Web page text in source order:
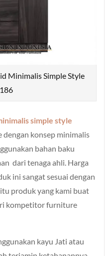
Minimalis Simple Style
simple style
konsep minimalis
bahan baku
dari tenaga ahli. Harga
ini sangat sesuai dengan
produk yang kami buat
kompetitor furniture
kayu Jati atau